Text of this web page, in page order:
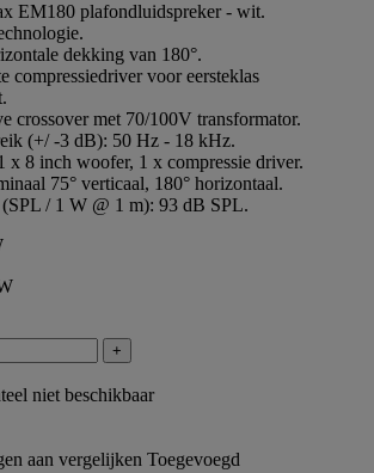
EM180 plafondluidspreker - wit.
dekking van 180°.
compressiedriver voor eersteklas
crossover met 70/100V transformator.
(+/ -3 dB): 50 Hz - 18 kHz.
x 8 inch woofer, 1 x compressie driver.
75° verticaal, 180° horizontaal.
/ 1 W @ 1 m): 93 dB SPL.
+
niet beschikbaar
aan vergelijken Toegevoegd